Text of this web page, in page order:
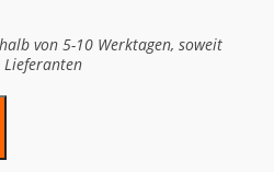
von 5-10 Werktagen, soweit
Alternative: